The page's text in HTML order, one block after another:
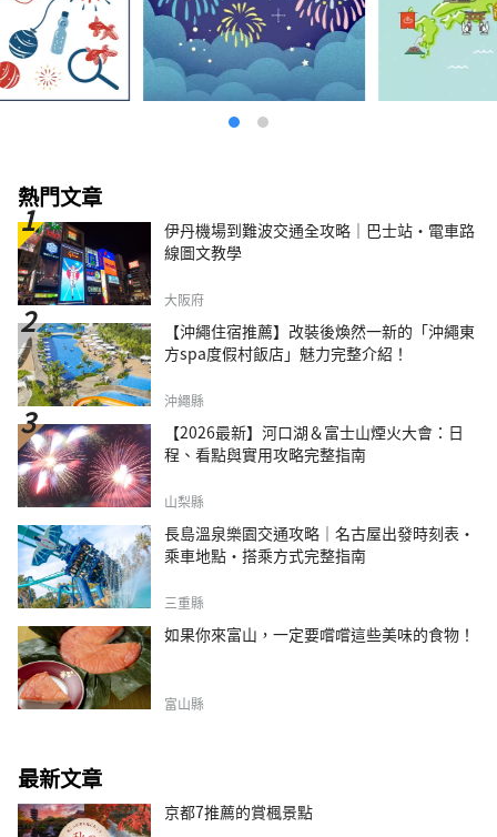
熱門文章
伊丹機場到難波交通全攻略｜巴士站・電車路
線圖文教學
大阪府
【沖繩住宿推薦】改裝後煥然一新的「沖繩東
方spa度假村飯店」魅力完整介紹！
沖繩縣
【2026最新】河口湖＆富士山煙火大會：日
程、看點與實用攻略完整指南
山梨縣
長島溫泉樂園交通攻略｜名古屋出發時刻表・
乘車地點・搭乘方式完整指南
三重縣
如果你來富山，一定要嚐嚐這些美味的食物！
富山縣
最新文章
京都7推薦的賞楓景點